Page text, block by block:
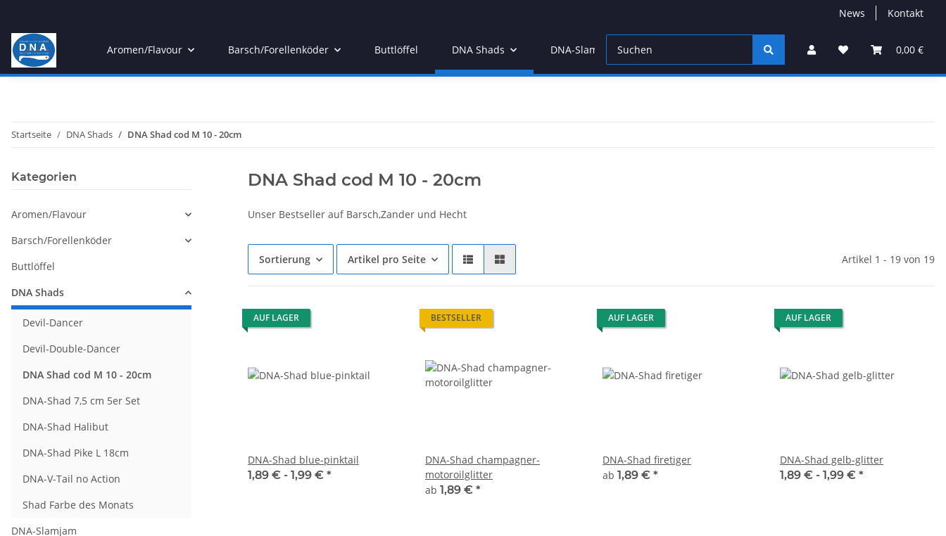
News Kontakt
0,00 €
Aromen/Flavour Barsch/Forellenköder Buttlöffel DNA Shads DNA-Slamjam Farbe des Monats Jigköpfe UL-Spinnruten
Startseite DNA Shads DNA Shad cod M 10 - 20cm
DNA Shad cod M 10 - 20cm
Unser Bestseller auf Barsch,Zander und Hecht
Sortierung Artikel pro Seite Artikel 1 - 19 von 19
AUF LAGER
DNA-Shad blue-pinktail
1,89 € - 1,99 € *
BESTSELLER
DNA-Shad champagner-
motoroilglitter
ab 1,89 € *
AUF LAGER
DNA-Shad firetiger
ab 1,89 € *
AUF LAGER
DNA-Shad gelb-glitter
1,89 € - 1,99 € *
Kategorien
Aromen/Flavour
Barsch/Forellenköder
Buttlöffel
DNA Shads
Devil-Dancer
Devil-Double-Dancer
DNA Shad cod M 10 - 20cm
DNA-Shad 7,5 cm 5er Set
DNA-Shad Halibut
DNA-Shad Pike L 18cm
DNA-V-Tail no Action
Shad Farbe des Monats
DNA-Slamjam